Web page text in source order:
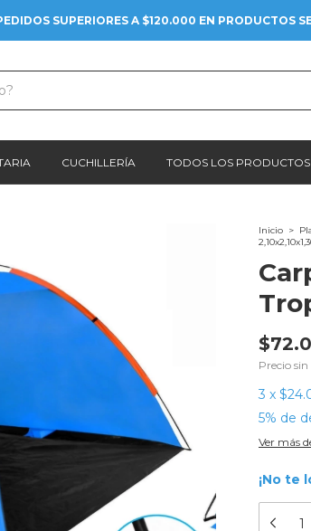
SUPERIORES A $120.000 EN PRODUCTOS
CUCHILLERÍA TODOS LOS PRODUCTOS
Inicio >
Precio
3 x
5% de
Ver más
¡No te